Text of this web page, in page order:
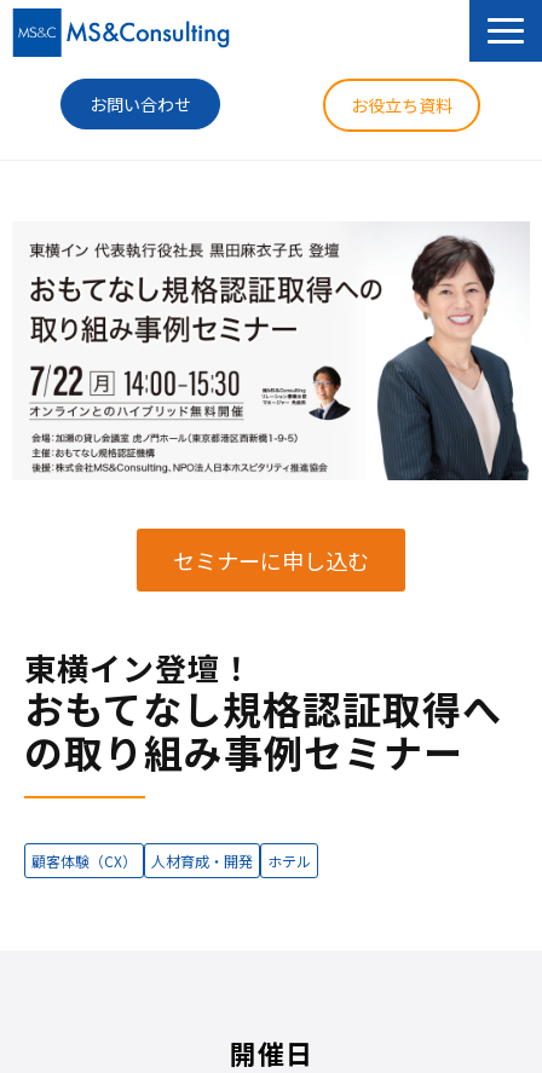
お問い合わせ お役立ち資料
セミナー
導入事例
ニュース
企業情報
セミナーに申し込む
東横イン登壇！
おもてなし規格認証取得へ
の取り組み事例セミナー
顧客体験（CX） 人材育成・開発 ホテル
開催日